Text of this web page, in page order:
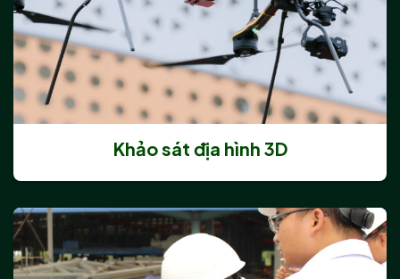
Khảo sát địa hình 3D